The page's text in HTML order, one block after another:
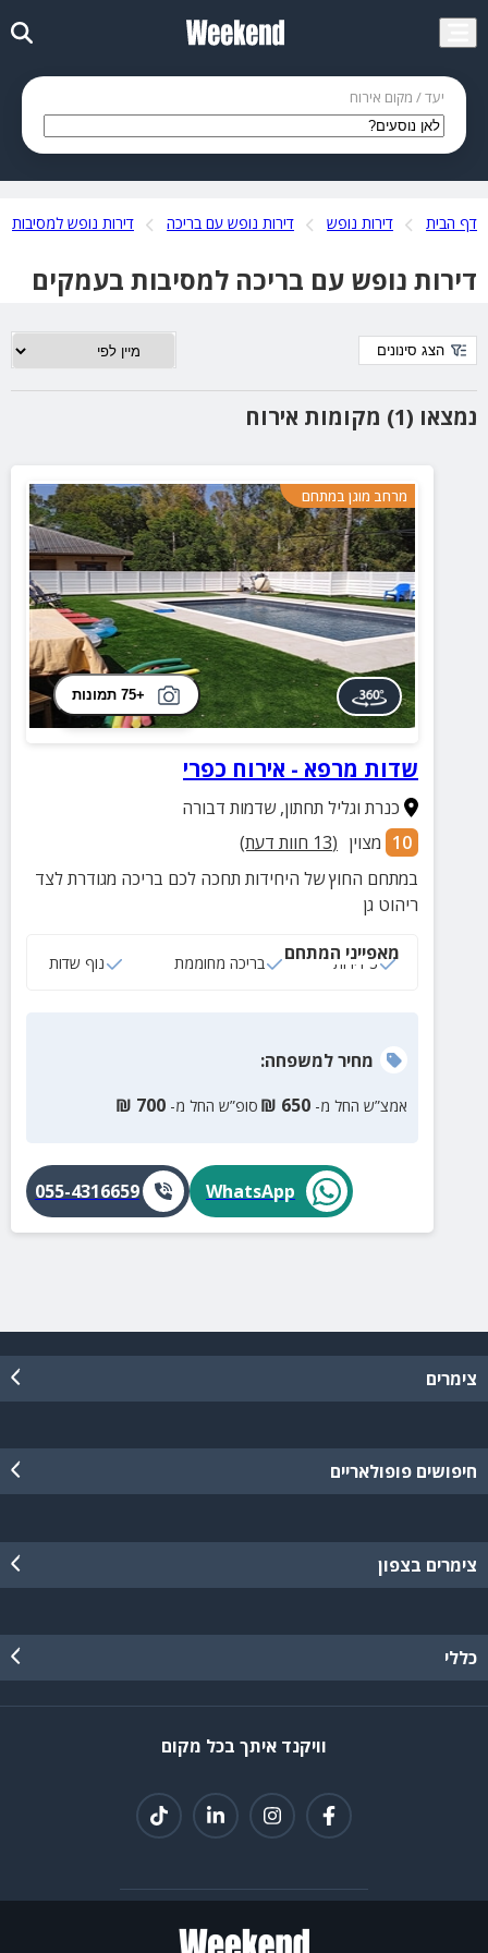
יעד / מקום אירוח
דף הבית דירות נופש דירות נופש עם בריכה דירות נופש למסיבות
דירות נופש עם בריכה למסיבות בעמקים
נמצאו (1) מקומות אירוח
הצג סינונים
מרחב מוגן במתחם
+75 תמונות
שדות מרפא - אירוח כפרי
כנרת וגליל תחתון,שדמות דבורה
10 מצוין (
13 חוות דעת)
במתחם החוץ של היחידות תחכה לכם בריכה מגודרת לצד
ריהוט גן
מאפייני המתחם
3 דירות בריכה מחוממת נוף שדות
מחירלמשפחה:
אמצ”ש החל מ- 650
₪ סופ”ש החל מ- 700
₪
WhatsApp
055-4316659
צימרים
חיפושים פופולאריים
צימרים בצפון
כללי
וויקנד איתך בכל מקום